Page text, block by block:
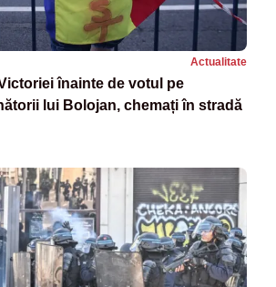
Actualitate
înainte de votul pe
lui Bolojan, chemați în stradă